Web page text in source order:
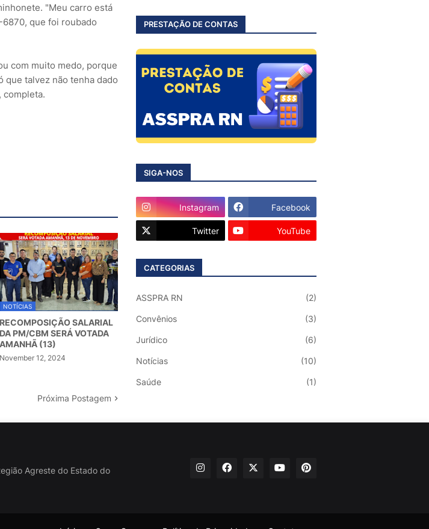
"Meu carro está
6870, que foi roubado
com muito medo, porque
que talvez não tenha dado
completa.
NOTÍCIAS
RECOMPOSIÇÃO SALARIAL
DA PM/CBM SERÁ VOTADA
AMANHÃ (13)
November 12, 2024
Próxima Postagem
PRESTAÇÃO DE CONTAS
SIGA-NOS
Instagram Facebook
Twitter YouTube
CATEGORIAS
ASSPRA RN (2)
Convênios (3)
Jurídico (6)
Notícias (10)
Saúde (1)
Agreste do Estado do